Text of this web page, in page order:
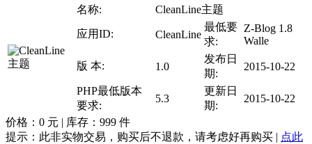
名称:
CleanLine主题
应用ID: CleanLine
最低要
求:
Z-Blog 1.8
Walle
版 本: 1.0
发布日
期:
2015-10-22
PHP最低版本
要求:
5.3
更新日
期:
2015-10-22
价格： 0 元 | 库存： 999 件
提示：此非实物交易，购买后不退款，请考虑好再购买 | 点此